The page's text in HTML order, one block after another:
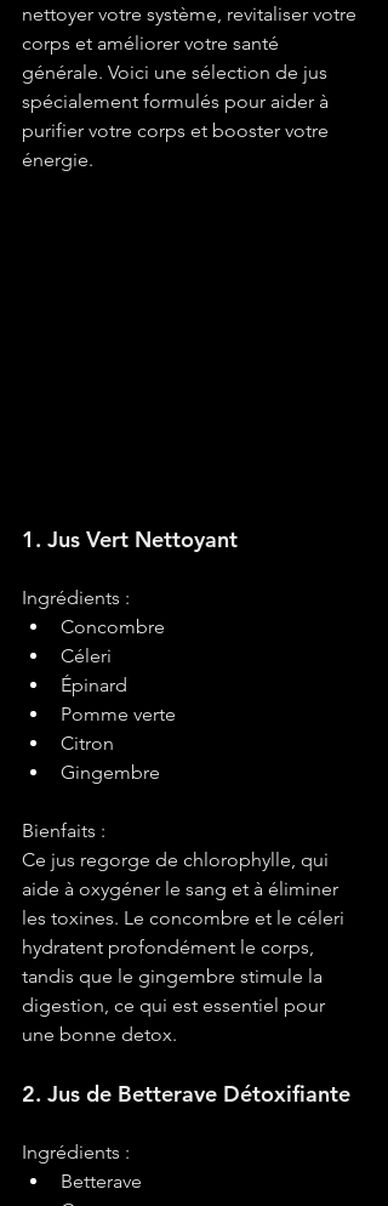
nettoyer votre système, revitaliser votre
corps et améliorer votre santé
générale. Voici une sélection de jus
spécialement formulés pour aider à
purifier votre corps et booster votre
énergie.
1. Jus Vert Nettoyant
Ingrédients :
Concombre
Céleri
Épinard
Pomme verte
Citron
Gingembre
Bienfaits :
Ce jus regorge de chlorophylle, qui
aide à oxygéner le sang et à éliminer
les toxines. Le concombre et le céleri
hydratent profondément le corps,
tandis que le gingembre stimule la
digestion, ce qui est essentiel pour
une bonne detox.
2. Jus de Betterave Détoxifiante
Ingrédients :
Betterave